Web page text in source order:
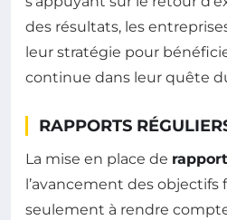
des résultats, les
leur stratégie pour
continue dans leur quête
RAPPORTS
La mise en place de
l’avancement des objectifs
seulement à rendre